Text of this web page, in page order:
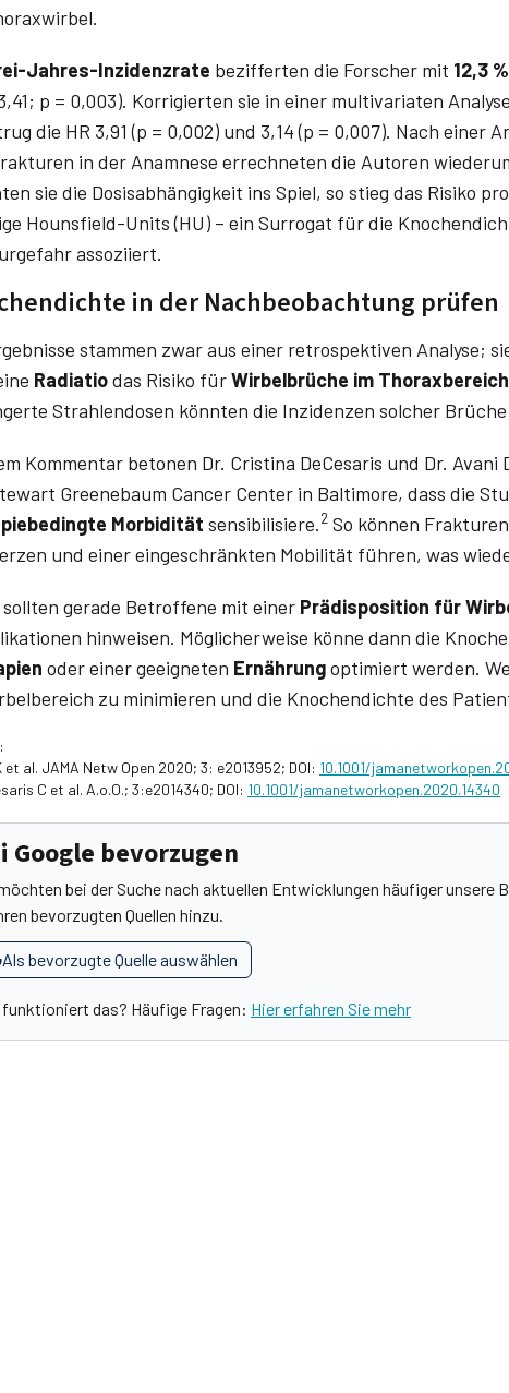
Jahres-Inzidenzrate bezifferten die Forscher mit 12,3 %
p = 0,003). Korrigierten sie in einer multivariaten
die HR 3,91 (p = 0,002) und 3,14 (p = 0,007). Nach einer
in der Anamnese errechneten die Autoren
sie die Dosis­abhängigkeit ins Spiel, so stieg das Risiko pro
Hounsfield-Units (HU) – ein Surrogat für die
assoziiert.
in der Nachbeobachtung prüfen
stammen zwar aus einer retrospektiven Analyse;
Radiatiodas Risiko fürWirbelbrüche im
Strahlendosen könnten die Inzidenzen solcher
Kommentar betonen Dr. Cristina DeCesaris­ und Dr.
Greenebaum Cancer Center in Baltimore, dass die
Morbidität sensibilisiere.2 So können
und einer eingeschränkten Mobilität führen, was
gerade Betroffene mit einer Prädisposition für
hinweisen. Möglicherweise könne dann die
oder einer geeigneten Ernährungoptimiert werden.
zu minimieren und die Knochendichte des
et al. JAMA Netw Open 2020; 3: e2013952; DOI: 10.1001/
C et al. A.o.O.; 3:e2014340; DOI: 10.1001/jamanetworkopen.2020.14340
Google bevorzugen
bei der Suche nach aktuellen Entwicklungen häufiger unsere
bevorzugten Quellen hinzu.
Als bevorzugte Quelle auswählen
das? Häufige Fragen: Hier erfahren Sie mehr